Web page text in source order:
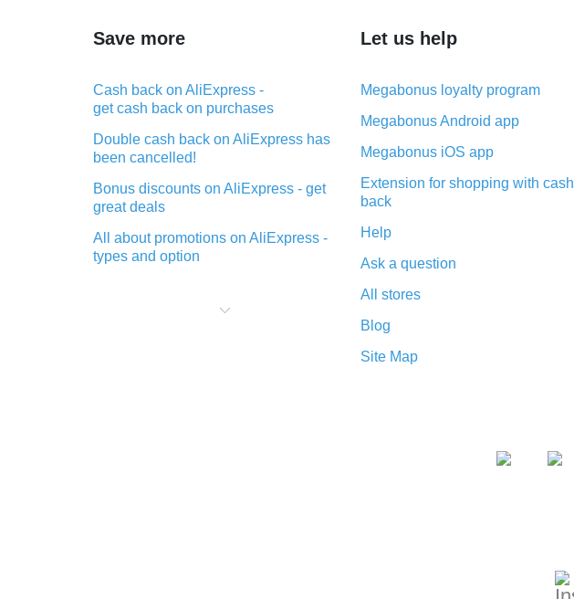
Save more
Cash back on AliExpress -
get cash back on purchases
Double cash back on AliExpress has
been cancelled!
Bonus discounts on AliExpress - get
great deals
All about promotions on AliExpress -
types and option
purchases on AliExpress - short and
Let us help
Megabonus loyalty program
Megabonus Android app
Megabonus iOS app
Extension for shopping with cash
back
Help
Ask a question
All stores
Blog
Site Map